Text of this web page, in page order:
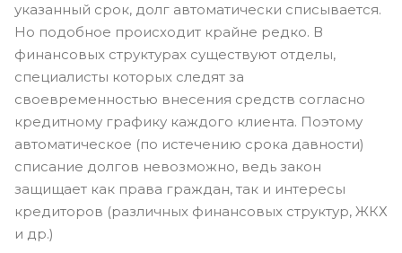
указанный срок, долг автоматически списывается.
Но подобное происходит крайне редко. В
финансовых структурах существуют отделы,
специалисты которых следят за
своевременностью внесения средств согласно
кредитному графику каждого клиента. Поэтому
автоматическое (по истечению срока давности)
списание долгов невозможно, ведь закон
защищает как права граждан, так и интересы
кредиторов (различных финансовых структур, ЖКХ
и др.)